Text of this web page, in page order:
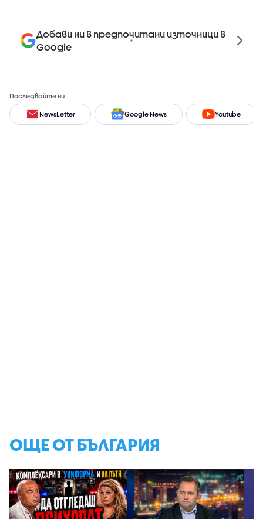
Добави ни в предпочитани източници в
Google
Последвайте ни
NewsLetter Google News Youtube
ОЩЕ ОТ БЪЛГАРИЯ